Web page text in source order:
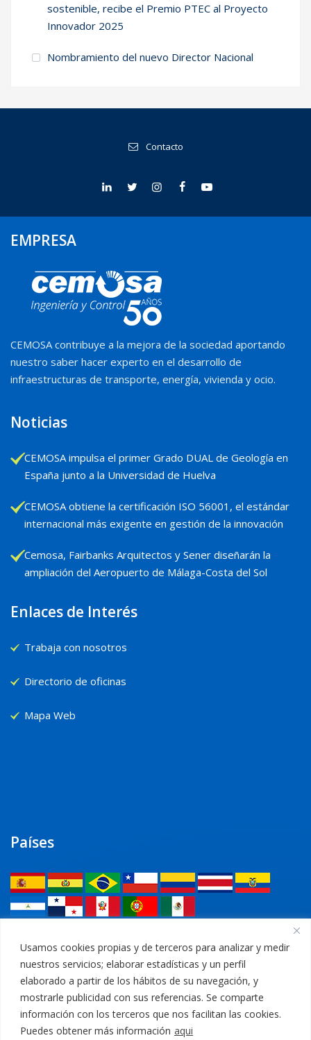
Usamos cookies propias y de terceros para analizar y medir
nuestros servicios; elaborar estadísticas y un perfil
elaborado a partir de los hábitos de su navegación, y
mostrarle publicidad con sus referencias. Se comparte
información con los terceros que nos facilitan las cookies.
Puedes obtener más información aqui
sostenible, recibe el Premio PTEC al Proyecto
Innovador 2025
Nombramiento del nuevo Director Nacional
Contacto
EMPRESA
CEMOSA contribuye a la mejora de la sociedad aportando
nuestro saber hacer experto en el desarrollo de
infraestructuras de transporte, energía, vivienda y ocio.
Noticias
CEMOSA impulsa el primer Grado DUAL de Geología en
España junto a la Universidad de Huelva
CEMOSA obtiene la certificación ISO 56001, el estándar
internacional más exigente en gestión de la innovación
Cemosa, Fairbanks Arquitectos y Sener diseñarán la
ampliación del Aeropuerto de Málaga-Costa del Sol
Enlaces de Interés
Trabaja con nosotros
Directorio de oficinas
Mapa Web
Países
Legal
Política de privacidad
Aviso Legal